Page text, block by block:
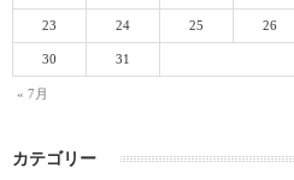
« 7月
23 24 25 26
30 31
カテゴリー